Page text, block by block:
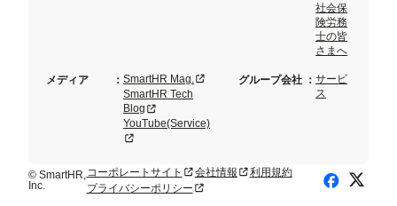
メディア ： SmartHR Mag.新規タブまたはウィンドウで開く
SmartHR Tech
Blog 新規タブまたはウィンドウで開く
YouTube(Service)
新規タブまたはウィンドウで開く
社会保
険労務
士の皆
さまへ
グループ会社 ： サービ
ス
© SmartHR,
Inc.
コーポレートサイト 新規タブまたはウィンドウで開く
会社情報新規タブまたはウィンドウで開く
利用規約
プライバシーポリシー新規タブまたはウィンドウで開くFacebook
X